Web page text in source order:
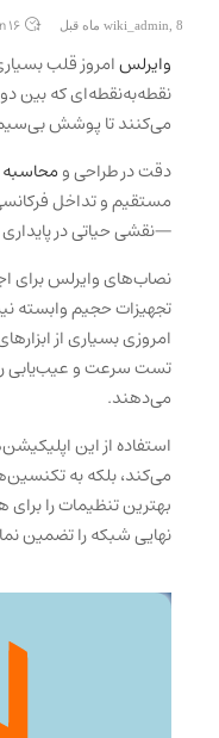
wiki_admin 8 ماه قبل 16 min
وایرلسامروز قلب
نقطه‌به‌نقطه‌ای که بین
می‌کنند تا پوشش
دقت در طراحی و
مستقیم و تداخل
—نقشی حیاتی در
نصاب‌های وایرلس برای
تجهیزات حجیم وابسته
امروزی بسیاری از
تست سرعت و عیب‌یابی
می‌دهند.
استفاده از این
می‌کند، بلکه به
بهترین تنظیمات را
نهایی شبکه را تضمین